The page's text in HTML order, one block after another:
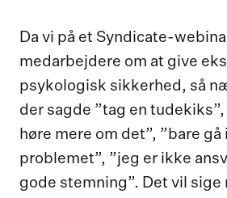
Da vi på et Syndicate-
medarbejdere om at give
psykologisk sikkerhed, så
der sagde ”tag en
høre mere om det”, ”bare
problemet”, ”jeg er ikke
gode stemning”. Det vil sige